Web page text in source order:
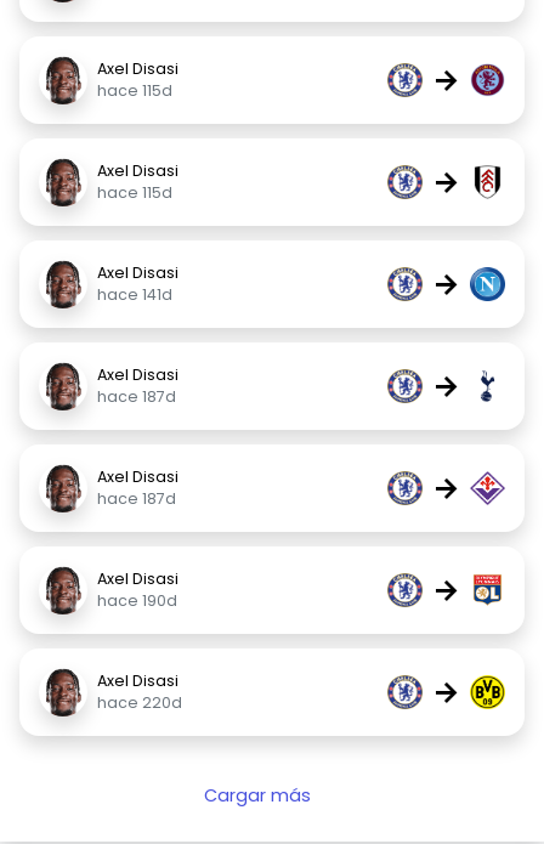
Axel Disasi
hace 115d
→
Axel Disasi
hace 115d
→
Axel Disasi
hace 141d
→
Axel Disasi
hace 187d
→
Axel Disasi
hace 187d
→
Axel Disasi
hace 190d
→
Axel Disasi
hace 220d
→
Cargar más